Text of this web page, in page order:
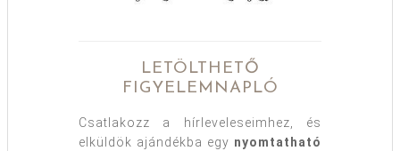
LETÖLTHETŐ
FIGYELEMNAPLÓ
Csatlakozz a hírleveleseimhez, és
elküldök ajándékba egy nyomtatható